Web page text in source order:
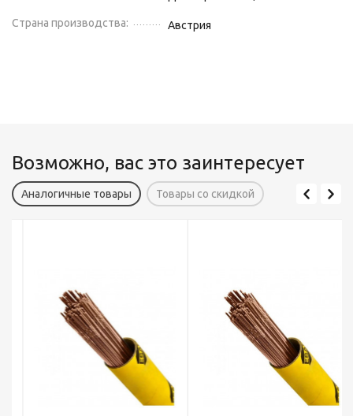
Страна производства: Австрия
Возможно, вас это заинтересует
Аналогичные товары Товары со скидкой